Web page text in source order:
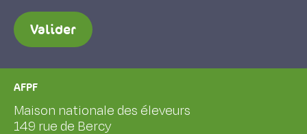
Valider
AFPF
Maison nationale des éleveurs
149 rue de Bercy